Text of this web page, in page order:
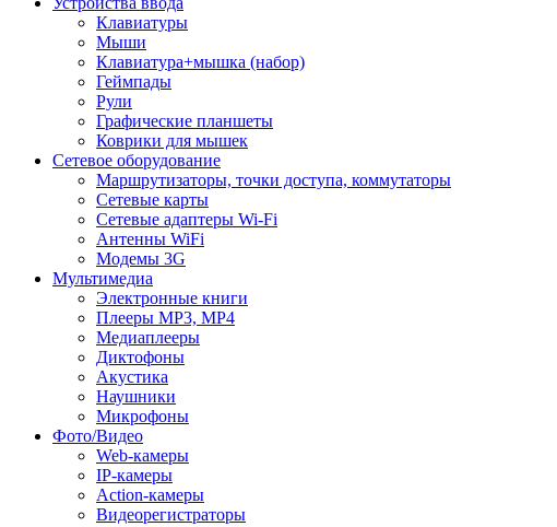
Клавиатуры
Мыши
Клавиатура+мышка (набор)
Геймпады
Рули
Графические планшеты
Коврики для мышек
Сетевое оборудование
Маршрутизаторы, точки доступа, коммутаторы
Сетевые карты
Сетевые адаптеры Wi-Fi
Антенны WiFi
Модемы 3G
Мультимедиа
Электронные книги
Плееры MP3, MP4
Медиаплееры
Диктофоны
Акустика
Наушники
Микрофоны
Фото/Видео
Web-камеры
IP-камеры
Action-камеры
Видеорегистраторы